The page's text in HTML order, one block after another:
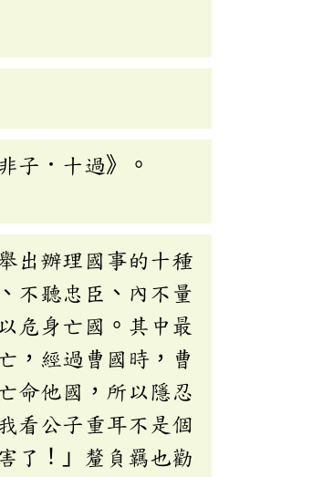
子．十過》。
出辦理國事的十種
不聽忠臣、內不量
危身亡國。其中最
，經過曹國時，曹
命他國，所以隱忍
看公子重耳不是個
了！」釐負羈也勸